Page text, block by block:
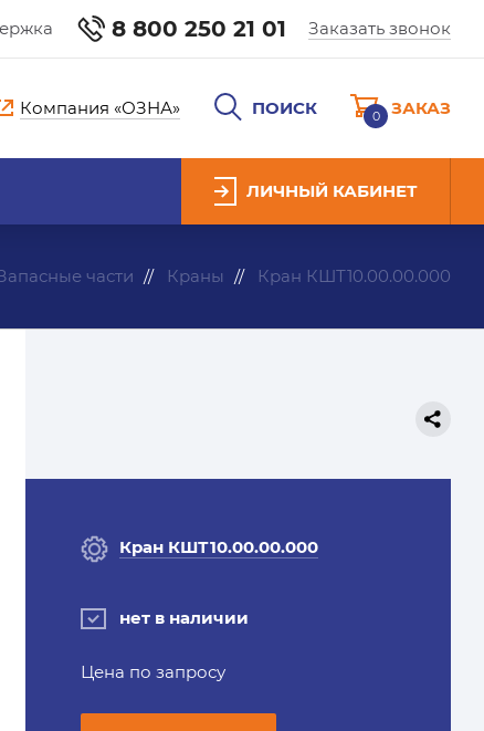
8 800 250 21 01 Заказать звонок
Компания «ОЗНА» ПОИСК 0 ЗАКАЗ
ЛИЧНЫЙ КАБИНЕТ
части Краны Кран КШТ10.00.00.000
Кран КШТ10.00.00.000
нет в наличии
Цена по запросу